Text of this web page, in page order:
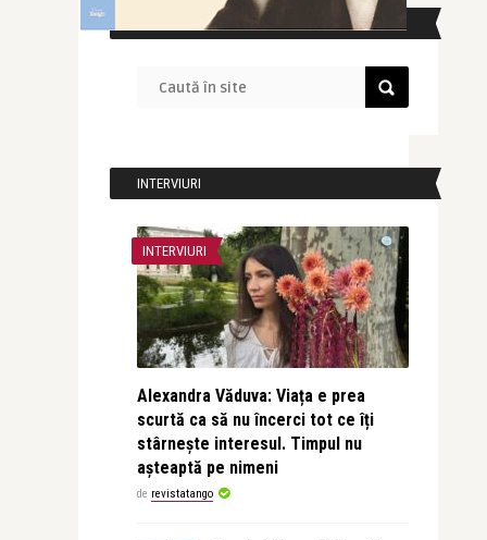
CAUTĂ ÎN SITE
INTERVIURI
INTERVIURI
Alexandra Văduva: Viața e prea
scurtă ca să nu încerci tot ce îți
stârnește interesul. Timpul nu
așteaptă pe nimeni
de revistatango